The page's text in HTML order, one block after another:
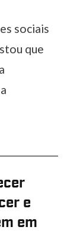
sociais
que
e
em